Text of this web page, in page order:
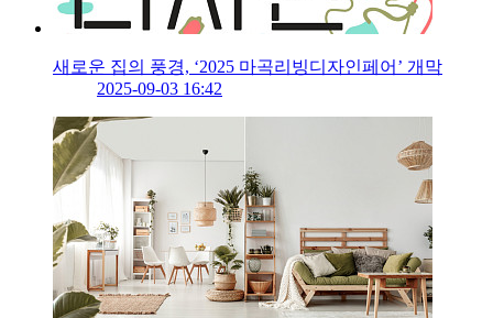
새로운 집의 풍경, ‘2025 마곡리빙디자인페어’ 개막
2025-09-03 16:42